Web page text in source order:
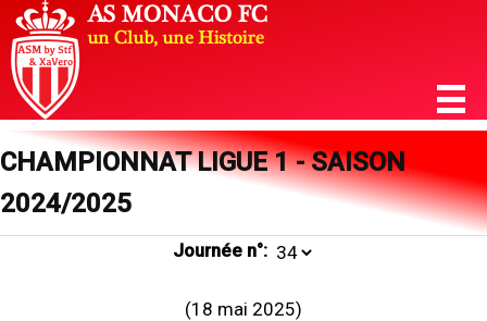
CHAMPIONNAT LIGUE 1 - SAISON
2024/2025
Journée n°:
(18 mai 2025)